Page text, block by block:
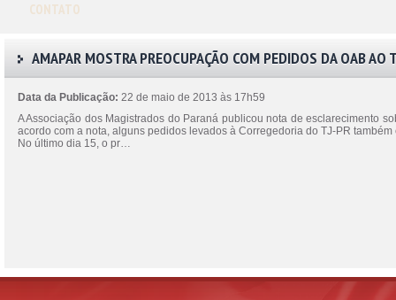
CONTATO
AMAPAR MOSTRA PREOCUPAÇÃO COM PEDIDOS DA OAB AO
Data da Publicação: 22 de maio de 2013 às 17h59
A Associação dos Magistrados do Paraná publicou nota de esclarecimento
acordo com a nota, alguns pedidos levados à Corregedoria do TJ-PR
No último dia 15, o pr…